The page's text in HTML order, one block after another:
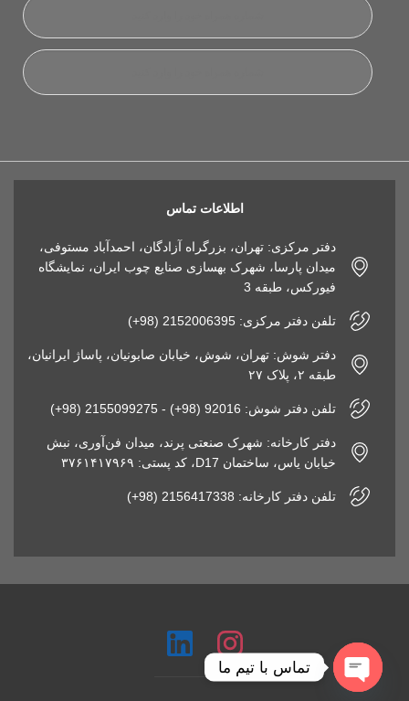
اطلاعات تماس
دفتر مرکزی: تهران، بزرگراه آزادگان، احمدآباد مستوفی،
میدان پارسا، شهرک بهسازی صنایع چوب ایران، نمایشگاه
فیورکس، طبقه 3
تلفن دفتر مرکزی: 2152006395 (98+)
دفتر شوش: تهران، شوش، خیابان صابونیان، پاساژ ایرانیان،
طبقه ۲، پلاک ۲۷
تلفن دفتر شوش: 92016 (98+) - 2155099275 (98+)
دفتر کارخانه: شهرک صنعتی پرند، میدان فن‌آوری، نبش
خیابان یاس، ساختمان D17، کد پستی: ۳۷۶۱۴۱۷۹۶۹
تلفن دفتر کارخانه: 2156417338 (98+)
تماس با تیم ما